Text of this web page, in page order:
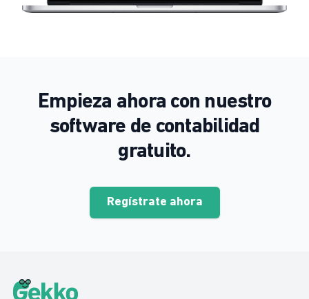
Empieza ahora con nuestro
software de contabilidad
gratuito.
Regístrate ahora
Gekko